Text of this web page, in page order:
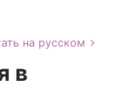
на русском
в